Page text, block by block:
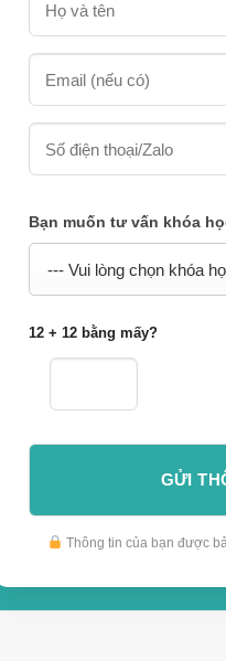
Bạn muốn tư vấn khóa
12 + 12 bằng mấy?
Thông tin của bạn được